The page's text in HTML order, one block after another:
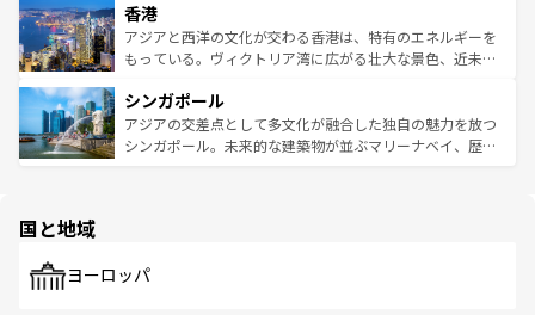
とつ。フォーやバインミー、ベトナムコーヒーなどは、ぜ
ひ現地で味わいたい。どの地域を訪れてもあたたかい人々
が旅行者を迎えてくれるので、きっと忘れられない旅にな
参照してほしい。
の活気が交差している。北部ではチェンマイなどの山岳地
帯で自然と触れ合い、南部ではプーケットやクラビの美し
いビーチでリゾート気分を楽しむことができる。タイ料理
激する。気候は一年中温暖で、どの季節にも異なる楽しみ
が待っている。親しみやすいタイの人々、仏教を中心とし
た文化、そして多様な観光資源が、訪れる旅人を魅了し続
香港
アジアと西洋の文化が交わる香港は、特有のエネルギーを
もっている。ヴィクトリア湾に広がる壮大な景色、近未来
み、どこを訪れても感動するはず。観光スポットが密集し
ており、効率よく見どころを回れるのも魅力。息をのむよ
うな絶景から文化的な体験まで、香港を存分に楽しみ尽く
シンガポール
アジアの交差点として多文化が融合した独自の魅力を放つ
シンガポール。未来的な建築物が並ぶマリーナベイ、歴史
で、ホーカーズは地元の風情を楽しめる外せないスポット
国と地域
ヨーロッパ